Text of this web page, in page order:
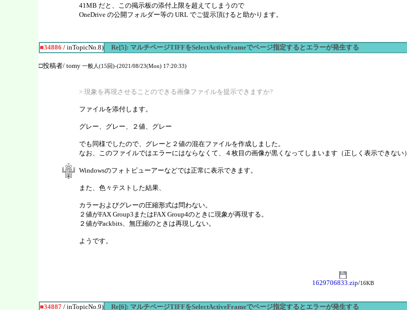
41MB だと、この掲示板の添付上限を超えてしまうので
OneDrive の公開フォルダー等の URL でご提示頂けると助かります。
■34886 / inTopicNo.8)
Re[5]: マルチページTIFFをSelectActiveFrameでページ指定するとエラーが発生する
□投稿者/ tomy 一般人(15回)-(2021/08/23(Mon) 17:20:33)
> 現象を再現させることのできる画像ファイルを提示できますか?
ファイルを添付します。
グレー、グレー、２値、グレー
でも同様でしたので、グレーと２値の混在ファイルを作成しました。
なお、このファイルではエラーにはならなくて、４枚目の画像が黒くなってしまいます（正しく表示できない）
Windowsのフォトビューアーなどでは正常に表示できます。
また、色々テストした結果、
カラーおよびグレーの圧縮形式は問わない。
２値がFAX Group3またはFAX Group4のときに現象が再現する。
２値がPackbits、無圧縮のときは再現しない。
ようです。
1629706833.zip/16KB
■34887/ inTopicNo.9) Re[6]: マルチページTIFFをSelectActiveFrameでページ指定するとエラーが発生する